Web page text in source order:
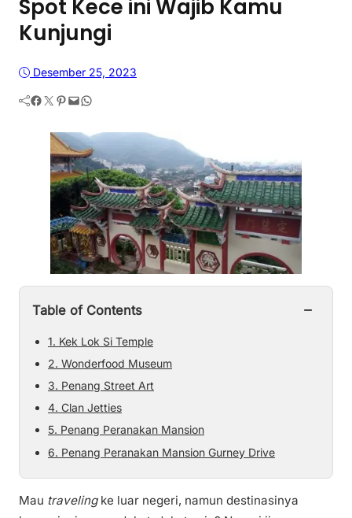
Spot Kece ini Wajib Kamu
Kunjungi
Desember 25, 2023
Facebook Twitter Pinterest Mail WhatsApp
Table of Contents −
1. Kek Lok Si Temple
2. Wonderfood Museum
3. Penang Street Art
4. Clan Jetties
5. Penang Peranakan Mansion
6. Penang Peranakan Mansion Gurney Drive
Mau travelingke luar negeri, namun destinasinya